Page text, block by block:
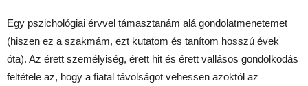
Egy pszichológiai érvvel támasztanám alá gondolatmenetemet
(hiszen ez a szakmám, ezt kutatom és tanítom hosszú évek
óta). Az érett személyiség, érett hit és érett vallásos gondolkodás
feltétele az, hogy a fiatal távolságot vehessen azoktól az